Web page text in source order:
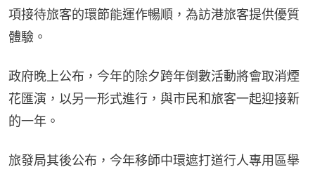
項接待旅客的環節能運作暢順，為訪港旅客提供優質
體驗。
政府晚上公布，今年的除夕跨年倒數活動將會取消煙
花匯演，以另一形式進行，與市民和旅客一起迎接新
的一年。
旅發局其後公布，今年移師中環遮打道行人專用區舉